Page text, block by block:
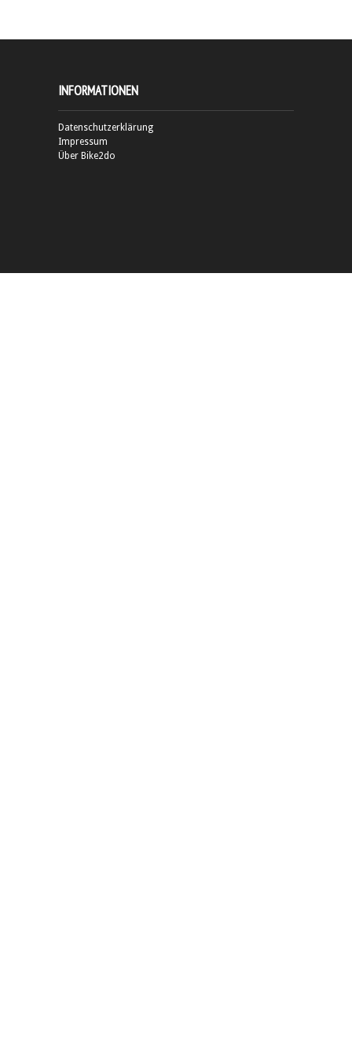
INFORMATIONEN
Datenschutzerklärung
Impressum
Über Bike2do